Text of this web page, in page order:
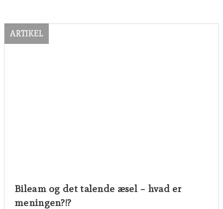
ARTIKEL
Bileam og det talende æsel – hvad er
meningen?!?